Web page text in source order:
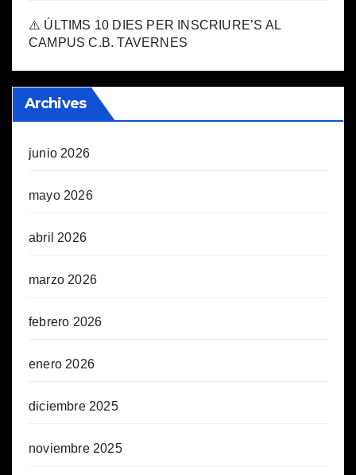
⚠️ ÚLTIMS 10 DIES PER INSCRIURE’S AL
CAMPUS C.B. TAVERNES
Archives
junio 2026
mayo 2026
abril 2026
marzo 2026
febrero 2026
enero 2026
diciembre 2025
noviembre 2025